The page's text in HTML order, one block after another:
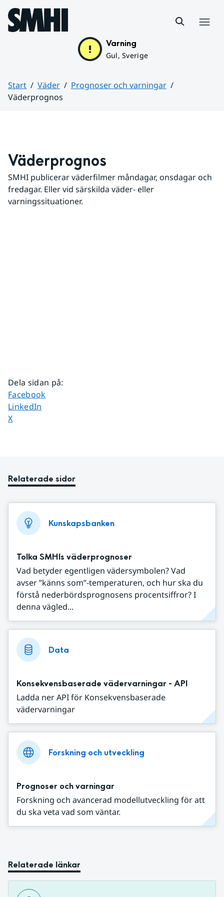
Hoppa till sidans innehåll
Varning
Gul, Sverige
Start Väder
Prognoser och varningar
Väderprognos
Väderprognos
SMHI publicerar väderfilmer måndagar, onsdagar och
fredagar. Eller vid särskilda väder- eller
varningssituationer.
Dela sidan på:
Dela sidan på
Facebook
Dela sidan på
LinkedIn
Dela sidan på
X
Relaterade sidor
Kunskapsbanken
Tolka SMHIs väderprognoser
Vad betyder egentligen vädersymbolen? Vad
avser ”känns som”-temperaturen, och hur ska du
förstå nederbördsprognosens procentsiffror? I
denna vägled...
Data
Konsekvensbaserade vädervarningar - API
Ladda ner API för Konsekvensbaserade
vädervarningar
Forskning och utveckling
Prognoser och varningar
Forskning och avancerad modellutveckling för att
du ska veta vad som väntar.
Relaterade länkar